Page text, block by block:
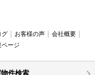
グ お客様の声
会社概要
ージ
件検索